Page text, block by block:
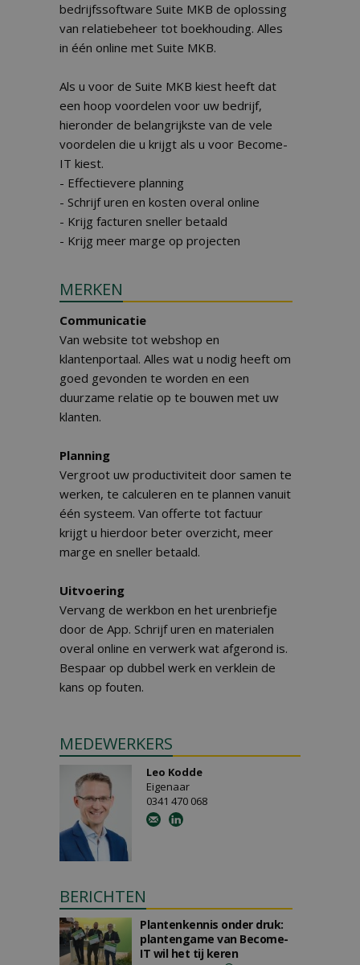
bedrijfssoftware Suite MKB de oplossing
van relatiebeheer tot boekhouding. Alles
in één online met Suite MKB.
Als u voor de Suite MKB kiest heeft dat
een hoop voordelen voor uw bedrijf,
hieronder de belangrijkste van de vele
voordelen die u krijgt als u voor Become-
IT kiest.
- Effectievere planning
- Schrijf uren en kosten overal online
- Krijg facturen sneller betaald
- Krijg meer marge op projecten
MERKEN
Communicatie
Van website tot webshop en
klantenportaal. Alles wat u nodig heeft om
goed gevonden te worden en een
duurzame relatie op te bouwen met uw
klanten.
Planning
Vergroot uw productiviteit door samen te
werken, te calculeren en te plannen vanuit
één systeem. Van offerte tot factuur
krijgt u hierdoor beter overzicht, meer
marge en sneller betaald.
Uitvoering
Vervang de werkbon en het urenbriefje
door de App. Schrijf uren en materialen
overal online en verwerk wat afgerond is.
Bespaar op dubbel werk en verklein de
kans op fouten.
MEDEWERKERS
Leo Kodde
Eigenaar
0341 470 068
BERICHTEN
Plantenkennis onder druk:
plantengame van Become-
IT wil het tij keren